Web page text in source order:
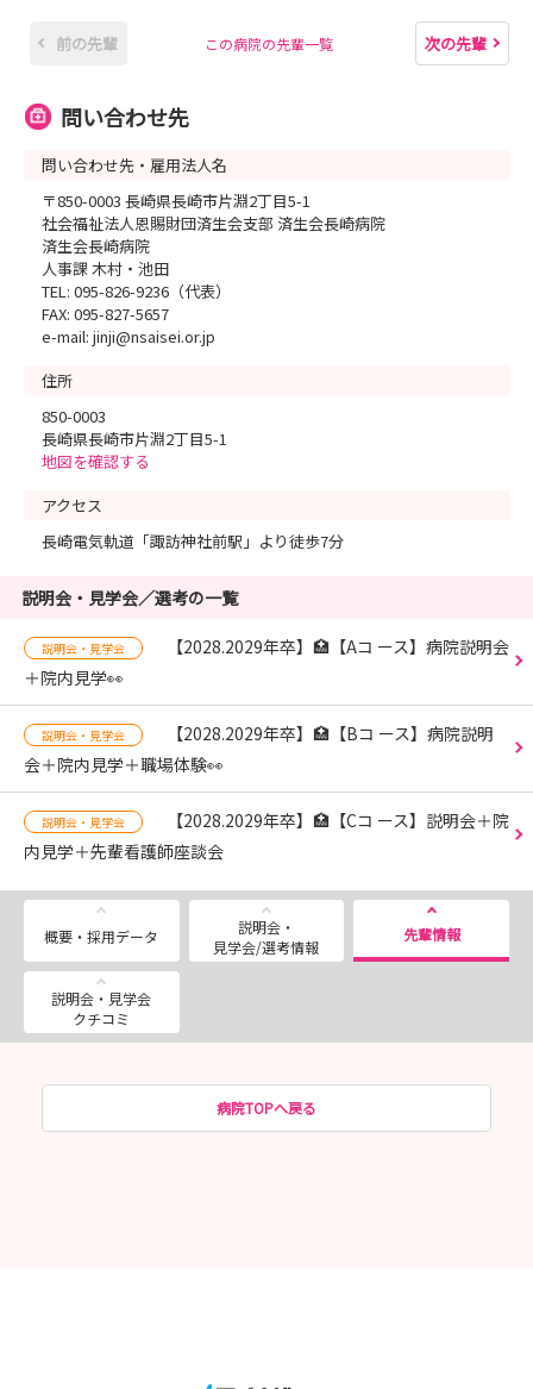
前の先輩 この病院の先輩一覧 次の先輩
問い合わせ先
問い合わせ先・雇用法人名
〒850-0003 長崎県長崎市片淵2丁目5-1
社会福祉法人恩賜財団済生会支部 済生会長崎病院
済生会長崎病院
人事課 木村・池田
TEL: 095-826-9236（代表）
FAX: 095-827-5657
e-mail: jinji@nsaisei.or.jp
住所
850-0003
長崎県長崎市片淵2丁目5-1
地図を確認する
アクセス
長崎電気軌道「諏訪神社前駅」より徒歩7分
説明会・見学会／選考の一覧
説明会・見学会
【2028.2029年卒】🏥【Aコ ース】病院説明会
＋院内見学👀
説明会・見学会
【2028.2029年卒】🏥【Bコ ース】病院説明
会＋院内見学＋職場体験👀
説明会・見学会
【2028.2029年卒】🏥【Cコ ース】説明会＋院
内見学＋先輩看護師座談会
概要・採用データ
説明会・
見学会/選考情報
先輩情報
説明会・見学会
クチコミ
病院TOPへ戻る